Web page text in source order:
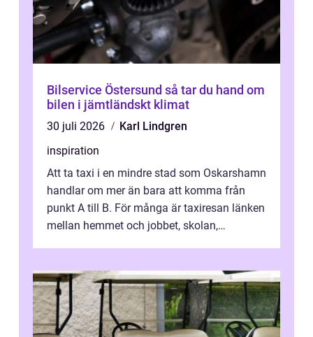
Bilservice Östersund så tar du hand om
bilen i jämtländskt klimat
30 juli 2026
Karl Lindgren
inspiration
Att ta taxi i en mindre stad som Oskarshamn
handlar om mer än bara att komma från
punkt A till B. För många är taxiresan länken
mellan hemmet och jobbet, skolan,